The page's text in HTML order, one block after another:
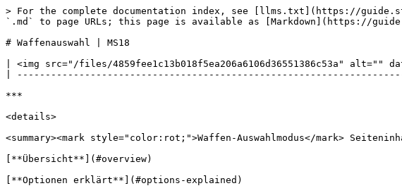
> For the complete documentation index, see [llms.txt](https://
`.md` to page URLs; this page is available as [Markdown](https://
# Waffenauswahl | MS18
| <img src="/files/4859fee1c13b018f5ea206a6106d36551386c53a" alt=""
|
***
<details>
<summary><mark style="color:rot;">Waffen-Auswahlmodus</mark>
[**Übersicht**](#overview)
[**Optionen erklärt**](#options-explained)